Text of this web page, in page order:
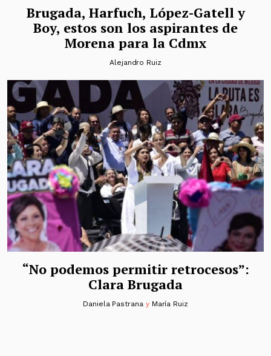
Brugada, Harfuch, López-Gatell y
Boy, estos son los aspirantes de
Morena para la Cdmx
Alejandro Ruiz
“No podemos permitir retrocesos”:
Clara Brugada
Daniela Pastrana y María Ruiz